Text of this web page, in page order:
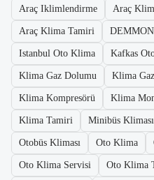
Araç Iklimlendirme Araç
Araç Klima Tamiri DEMMON
Istanbul Oto Klima Kafkas
Klima Gaz Dolumu Klima
Klima Kompresörü Klima
Klima Tamiri Minibüs Kliması
Otobüs Kliması Oto Klima
Oto Klima Servisi Oto Klima